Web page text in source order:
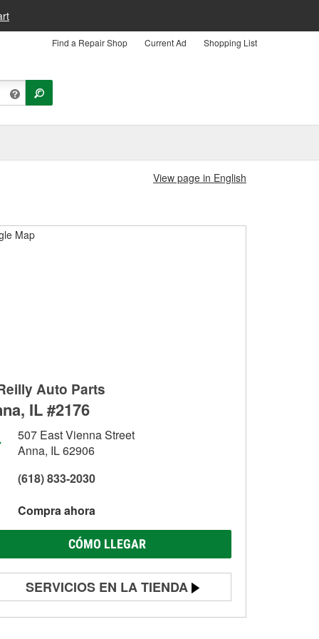
Find a Repair Shop Current Ad Shopping List
View page in English
Auto Parts
IL #2176
507 East Vienna Street
Anna, IL 62906
(618) 833-2030
Compra ahora
CÓMO LLEGAR
SERVICIOS EN LA TIENDA
Prueba de batería